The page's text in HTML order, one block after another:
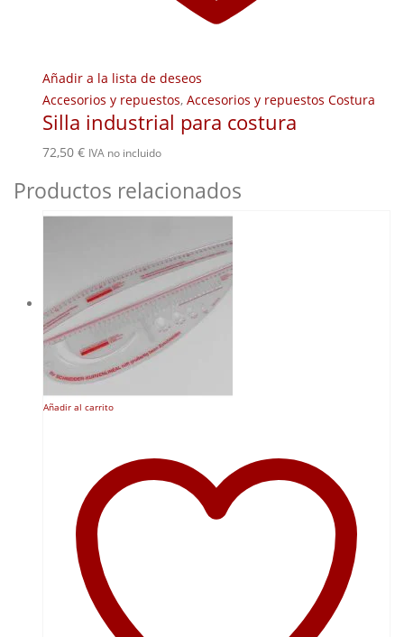
Añadir a la lista de deseos
Accesorios y repuestos, Accesorios y repuestos Costura
Silla industrial para costura
72,50 € IVA no incluido
Productos relacionados
Añadir al carrito